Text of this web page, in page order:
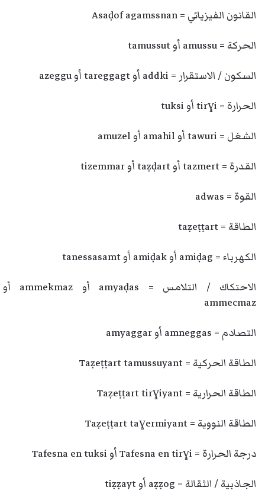
القانون الفيزيائي = Asaḍof agamssnan
الحركة = amussu أو tamussut
السكون / الاستقرار = addki أو tareggagt أو azeggu
الحرارة = tirɣi أو tuksi
الشغل = tawuri أو amahil أو amuzel
القدرة = tazmert أو taẓḍart أو tizemmar
القوة = adwas
الطاقة = taẓeṭṭart
الكهرباء = amiḍag أو amiḍak أو tanessasamt
الاحتكاك / التلامس = amyaḍas أو ammekmaz أو
ammecmaz
التصادم = amneggas أو amyaggar
الطاقة الحركية = Taẓeṭṭart tamussuyant
الطاقة الحرارية = Taẓeṭṭart tirɣiyant
الطاقة النووية = Taẓeṭṭart taɣermiyant
درجة الحرارة = Tafesna en tirɣi أو Tafesna en tuksi
الجاذبية / الثقالة = aẓẓog أو tiẓẓayt